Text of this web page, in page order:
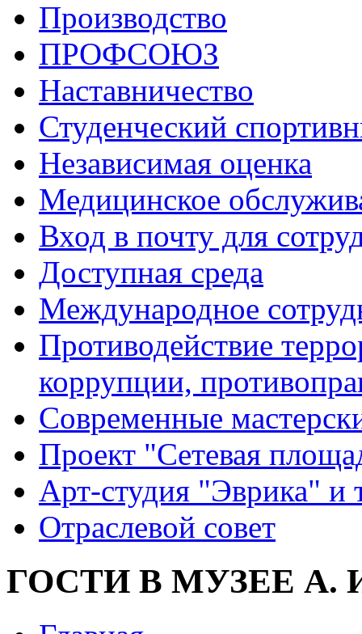
Производство
ПРОФСОЮЗ
Наставничество
Студенческий
Независимая оценка
Медицинское
Вход в почту для
Доступная среда
Международное
Противодействие
коррупции,
Современные
Проект "Сетевая
Арт-студия "Эврика" и
Отраслевой совет
ГОСТИ В МУЗЕЕ